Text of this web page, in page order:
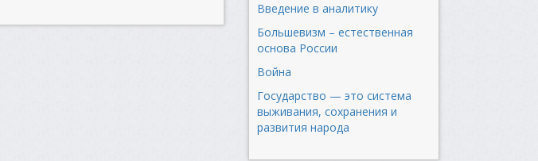
Введение в аналитику
Большевизм – естественная
основа России
Война
Государство — это система
выживания, сохранения и
развития народа